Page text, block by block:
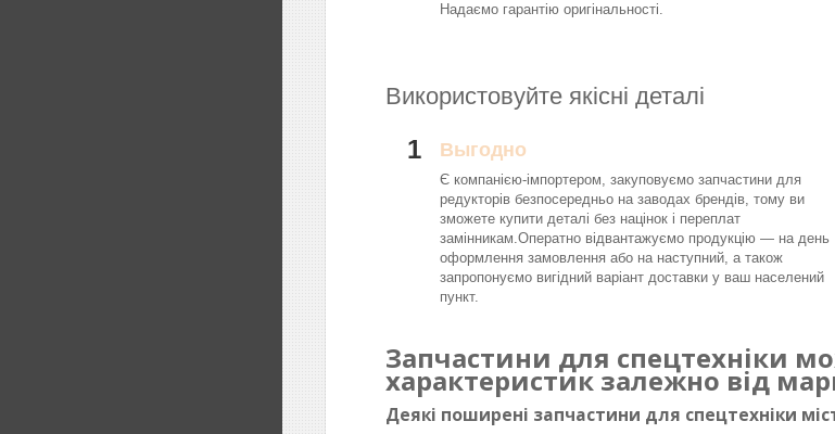
Надаємо гарантію оригінальності.
Використовуйте якісні деталі
1 Выгодно
Є компанією-імпортером, закуповуємо запчастини для
редукторів безпосередньо на заводах брендів, тому ви
зможете купити деталі без націнок і переплат
замінникам.Оператно відвантажуємо продукцію — на день
оформлення замовлення або на наступний, а також
запропонуємо вигідний варіант доставки у ваш населений
пункт.
Запчастини для спецтехніки
характеристик залежно від
Деякі поширені запчастини для спецтехніки